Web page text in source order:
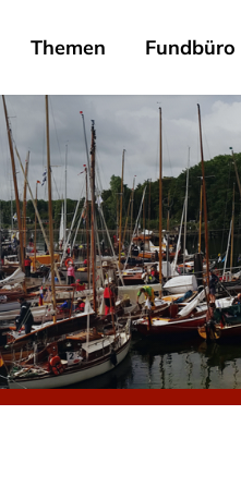
Themen Fundbüro